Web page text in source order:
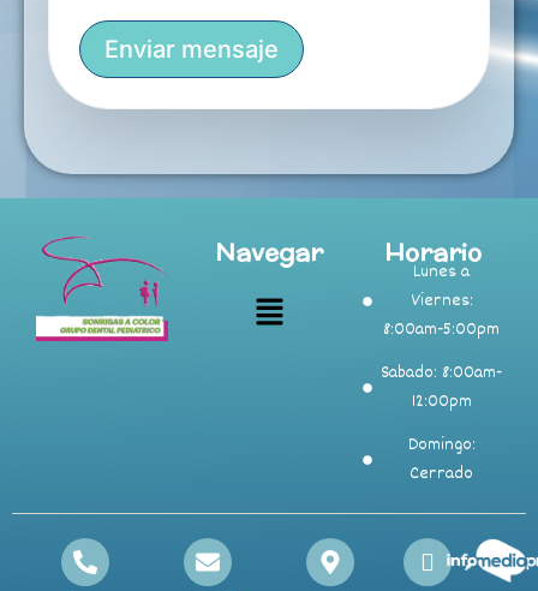
Enviar mensaje
Navegar Horario
Lunes a
Viernes:
8:00am-5:00pm
Sabado: 8:00am-
12:00pm
Domingo:
Cerrado